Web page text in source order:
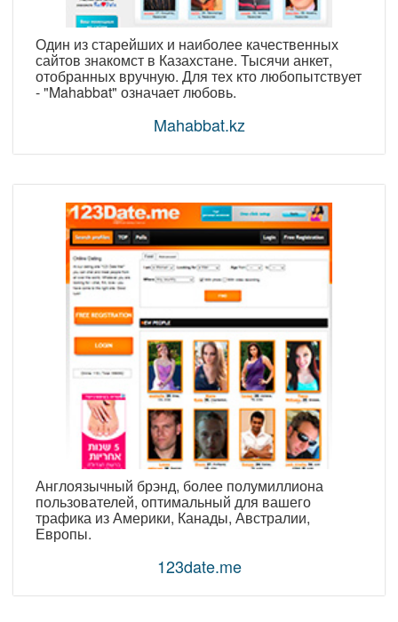
Один из старейших и наиболее качественных
сайтов знакомст в Казахстане. Тысячи анкет,
отобранных вручную. Для тех кто любопытствует
- "Mahabbat" означает любовь.
Mahabbat.kz
Англоязычный брэнд, более полумиллиона
пользователей, оптимальный для вашего
трафика из Америки, Канады, Австралии,
Европы.
123date.me